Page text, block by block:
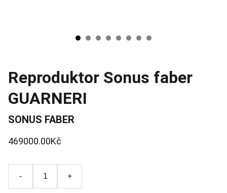
Reproduktor Sonus faber
GUARNERI
SONUS FABER
469000.00Kč
- +